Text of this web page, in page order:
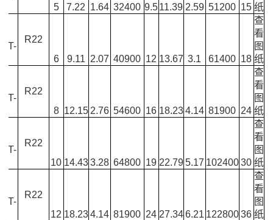
5
7.22 1.64 32400 9.511.39 2.59 51200 15 纸
R22
6
9.11 2.07 40900 12 13.67 3.1 61400 18
查
看
图
纸
R22
8 12.15 2.76 54600 16 18.23 4.14 81900 24
查
看
图
纸
R22
10 14.43 3.28 64800 19 22.79 5.17 102400 30
查
看
图
纸
R22
12 18.23 4.14 81900 24 27.34 6.21 122800 36
查
看
图
纸